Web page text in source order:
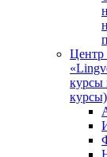
Центр
курсы
курсы)